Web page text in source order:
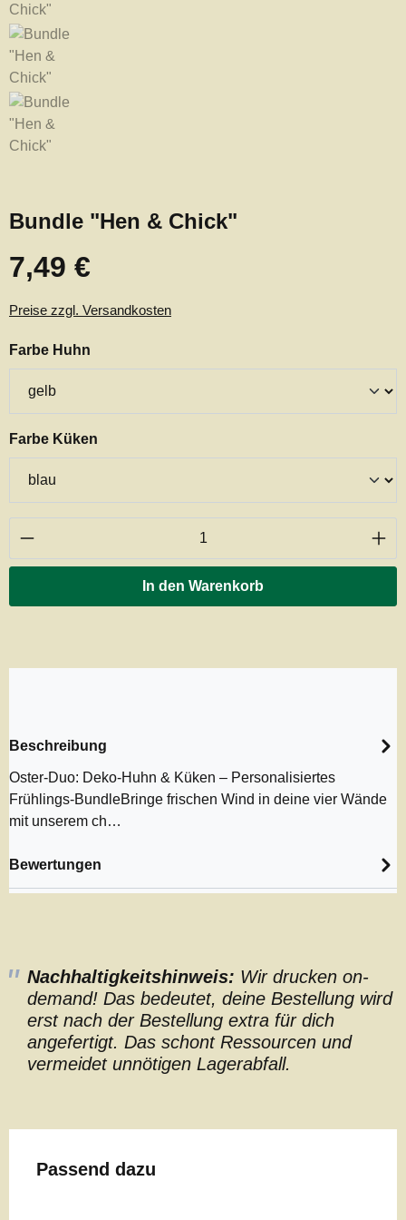
Bundle "Hen & Chick"
Regulärer Preis:
7,49 €
Preise zzgl. Versandkosten
Farbe Huhn
Farbe Küken
Produkt Anzahl: Gib den gewünschten
In den Warenkorb
Beschreibung
Oster-Duo: Deko-Huhn & Küken – Personalisiertes
Frühlings-BundleBringe frischen Wind in deine vier Wände
mit unserem ch…
Bewertungen
Nachhaltigkeitshinweis: Wir drucken on-
demand! Das bedeutet, deine Bestellung wird
erst nach der Bestellung extra für dich
angefertigt. Das schont Ressourcen und
vermeidet unnötigen Lagerabfall.
Produktgalerie überspringen
Passend dazu